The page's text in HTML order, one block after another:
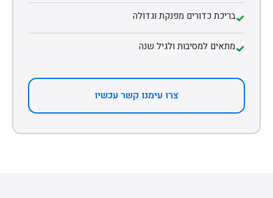
✓בריכת כדורים מפנקת וגדולה
✓מתאים למסיבות ולגיל שנה
צרו עימנו קשר עכשיו